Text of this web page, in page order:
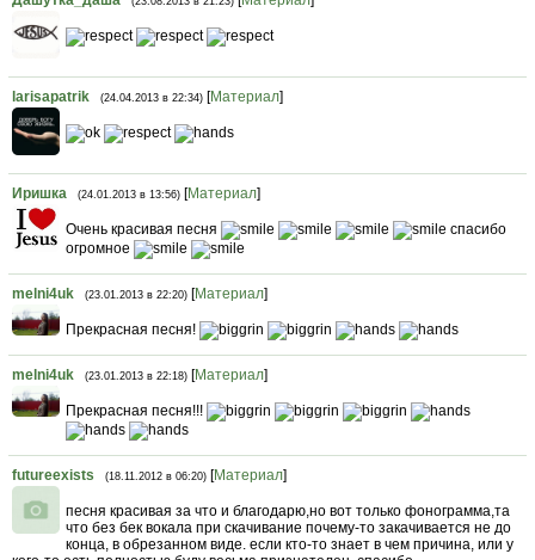
larisapatrik (24.04.2013 в 22:34) [Материал]
Иришка (24.01.2013 в 13:56) [Материал]
Очень красивая песня
спасибо
огромное
melni4uk (23.01.2013 в 22:20) [Материал]
Прекрасная песня!
melni4uk (23.01.2013 в 22:18) [Материал]
Прекрасная песня!!!
futureexists (18.11.2012 в 06:20) [Материал]
песня красивая за что и благодарю,но вот только фонограмма,та
что без бек вокала при скачивание почему-то закачивается не до
конца, в обрезанном виде. если кто-то знает в чем причина, или у